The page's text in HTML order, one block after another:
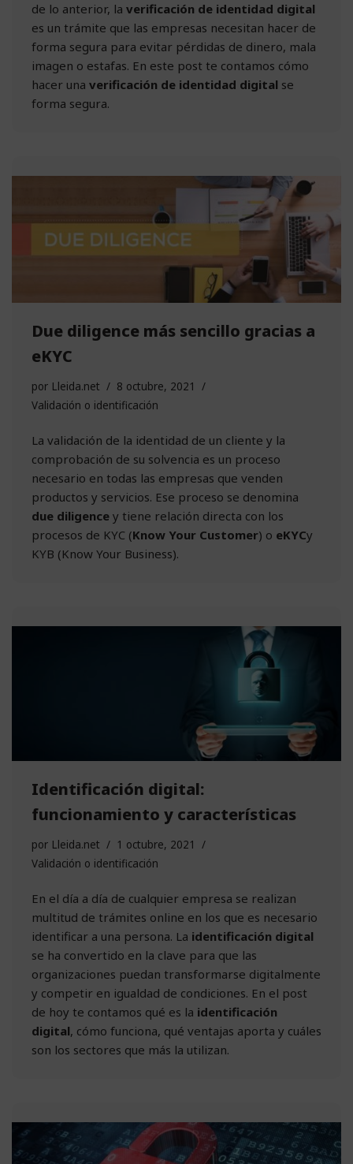
de lo anterior, la verificación de identidad digital
es un trámite que las empresas necesitan hacer de
forma segura para evitar pérdidas de dinero, mala
imagen o estafas. En este post te contamos cómo
hacer una verificación de identidad digital se
forma segura.
Due diligence más sencillo gracias a
eKYC
por Lleida.net
8 octubre, 2021
Validación o identificación
La validación de la identidad de un cliente y la
comprobación de su solvencia es un proceso
necesario en todas las empresas que venden
productos y servicios. Ese proceso se denomina
due diligence y tiene relación directa con los
procesos de KYC (Know Your Customer) o eKYCy
KYB (Know Your Business).
Identificación digital:
funcionamiento y características
por Lleida.net
1 octubre, 2021
Validación o identificación
En el día a día de cualquier empresa se realizan
multitud de trámites online en los que es necesario
identificar a una persona. La identificación digital
se ha convertido en la clave para que las
organizaciones puedan transformarse digitalmente
y competir en igualdad de condiciones. En el post
de hoy te contamos qué es la identificación
digital, cómo funciona, qué ventajas aporta y cuáles
son los sectores que más la utilizan.